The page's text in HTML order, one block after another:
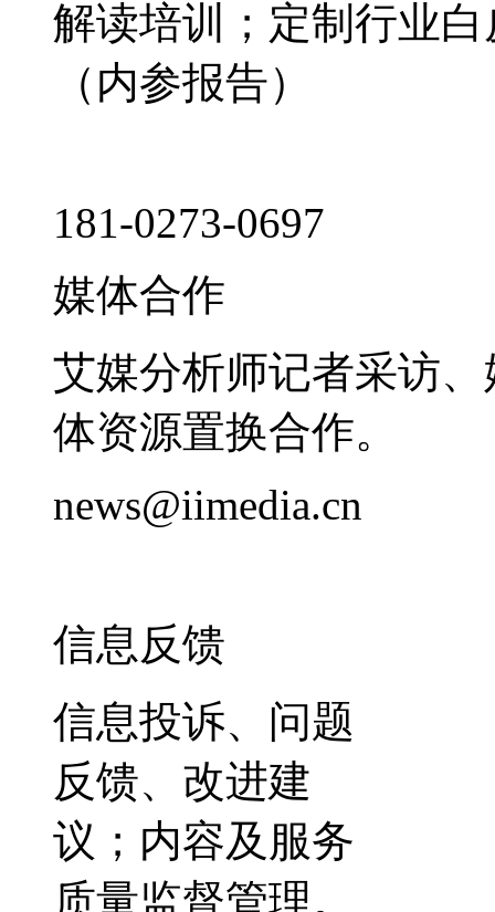
解读培训；定制行业
（内参报告）
181-0273-0697
媒体合作
艾媒分析师记者采访
体资源置换合作。
news@iimedia.cn
信息反馈
信息投诉、问题
反馈、改进建
议；内容及服务
质量监督管理。